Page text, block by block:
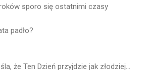
sporo się ostatnimi czasy
padło?
że Ten Dzień przyjdzie jak złodziej...